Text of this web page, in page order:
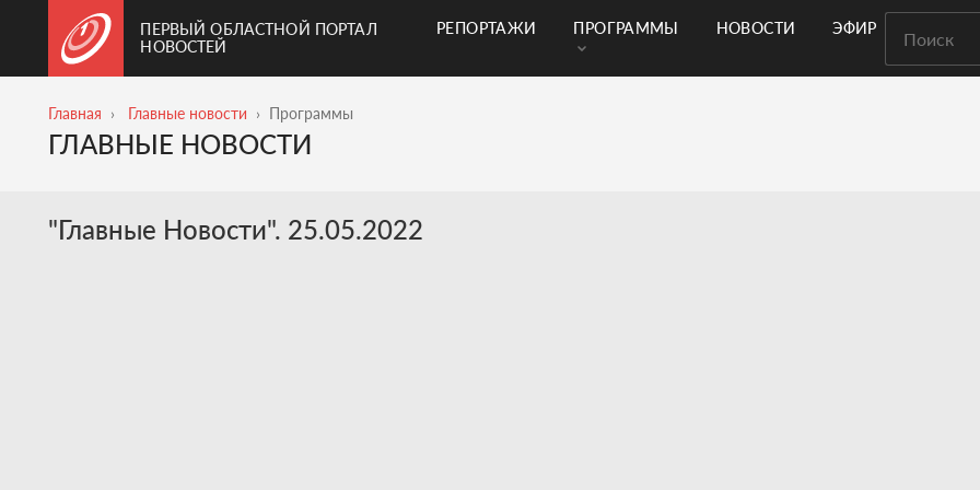
ПЕРВЫЙ ОБЛАСТНОЙ ПОРТАЛ
НОВОСТЕЙ
РЕПОРТАЖИ ПРОГРАММЫ НОВОСТИ ЭФИР
Главная Главные новости Программы
ГЛАВНЫЕ НОВОСТИ
"Главные Новости". 25.05.2022